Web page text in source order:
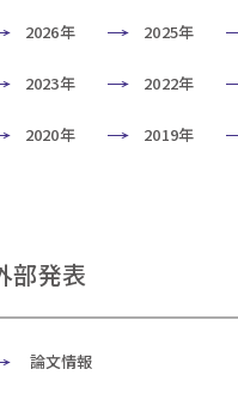
2026年 2025年
2023年 2022年
2020年 2019年
部発表
論文情報